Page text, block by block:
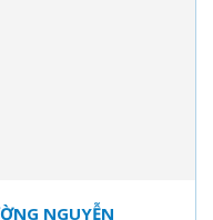
NGUYỄN